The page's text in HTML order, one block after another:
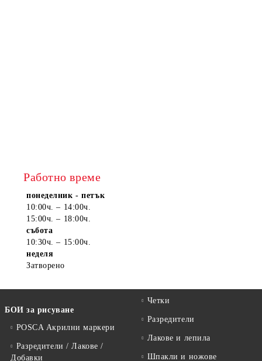
Работно време
понеделник - петък
10:00ч. – 14:00ч.
15:00ч. – 18:00ч.
събота
10:30ч. – 15:00ч.
неделя
Затворено
БОИ за рисуване
POSCA Акрилни маркери
Разредители / Лакове /
Добавки
Четки
Разредители
Лакове и лепила
Шпакли и ножове